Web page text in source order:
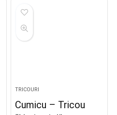
TRICOURI
Cumicu – Tricou